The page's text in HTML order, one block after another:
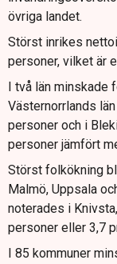
övriga landet.
Störst inrikes
personer, vilket är
I två län minskade
Västernorrlands
personer och i
personer jämfört
Störst folkökning
Malmö, Uppsala
noterades i
personer eller 3,7
I 85 kommuner